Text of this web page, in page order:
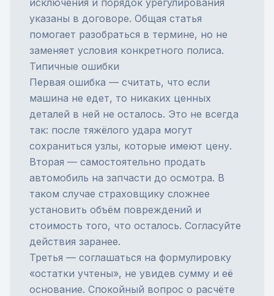
исключения и порядок урегулирования
указаны в договоре. Общая статья
помогает разобраться в термине, но не
заменяет условия конкретного полиса.
Типичные ошибки
Первая ошибка — считать, что если
машина не едет, то никаких ценных
деталей в ней не осталось. Это не всегда
так: после тяжёлого удара могут
сохраниться узлы, которые имеют цену.
Вторая — самостоятельно продать
автомобиль на запчасти до осмотра. В
таком случае страховщику сложнее
установить объём повреждений и
стоимость того, что осталось. Согласуйте
действия заранее.
Третья — соглашаться на формулировку
«остатки учтены», не увидев сумму и её
основание. Спокойный вопрос о расчёте